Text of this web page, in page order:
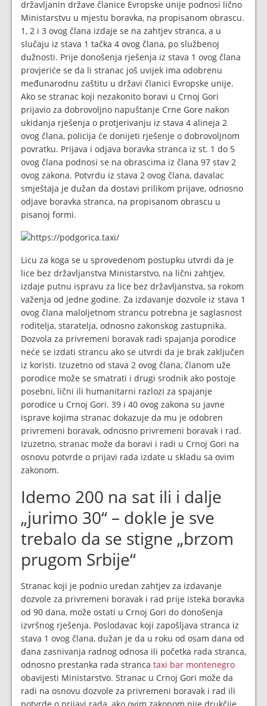
državljanin države članice Evropske unije podnosi lično
Ministarstvu u mjestu boravka, na propisanom obrascu.
1, 2 i 3 ovog člana izdaje se na zahtjev stranca, a u
slučaju iz stava 1 tačka 4 ovog člana, po službenoj
dužnosti. Prije donošenja rješenja iz stava 1 ovog člana
provjeriće se da li stranac još uvijek ima odobrenu
međunarodnu zaštitu u državi članici Evropske unije.
Ako se stranac koji nezakonito boravi u Crnoj Gori
prijavio za dobrovoljno napuštanje Crne Gore nakon
ukidanja rješenja o protjerivanju iz stava 4 alineja 2
ovog člana, policija će donijeti rješenje o dobrovoljnom
povratku. Prijava i odjava boravka stranca iz st. 1 do 5
ovog člana podnosi se na obrascima iz člana 97 stav 2
ovog zakona. Potvrdu iz stava 2 ovog člana, davalac
smještaja je dužan da dostavi prilikom prijave, odnosno
odjave boravka stranca, na propisanom obrascu u
pisanoj formi.
Licu za koga se u sprovedenom postupku utvrdi da je
lice bez državljanstva Ministarstvo, na lični zahtjev,
izdaje putnu ispravu za lice bez državljanstva, sa rokom
važenja od jedne godine. Za izdavanje dozvole iz stava 1
ovog člana maloljetnom strancu potrebna je saglasnost
roditelja, staratelja, odnosno zakonskog zastupnika.
Dozvola za privremeni boravak radi spajanja porodice
neće se izdati strancu ako se utvrdi da je brak zaključen
iz koristi. Izuzetno od stava 2 ovog člana, članom uže
porodice može se smatrati i drugi srodnik ako postoje
posebni, lični ili humanitarni razlozi za spajanje
porodice u Crnoj Gori. 39 i 40 ovog zakona su javne
isprave kojima stranac dokazuje da mu je odobren
privremeni boravak, odnosno privremeni boravak i rad.
Izuzetno, stranac može da boravi i radi u Crnoj Gori na
osnovu potvrde o prijavi rada izdate u skladu sa ovim
zakonom.
Idemo 200 na sat ili i dalje
„jurimo 30“ – dokle je sve
trebalo da se stigne „brzom
prugom Srbije“
Stranac koji je podnio uredan zahtjev za izdavanje
dozvole za privremeni boravak i rad prije isteka boravka
od 90 dana, može ostati u Crnoj Gori do donošenja
izvršnog rješenja. Poslodavac koji zapošljava stranca iz
stava 1 ovog člana, dužan je da u roku od osam dana od
dana zasnivanja radnog odnosa ili početka rada stranca,
odnosno prestanka rada stranca taxi bar montenegro
obavijesti Ministarstvo. Stranac u Crnoj Gori može da
radi na osnovu dozvole za privremeni boravak i rad ili